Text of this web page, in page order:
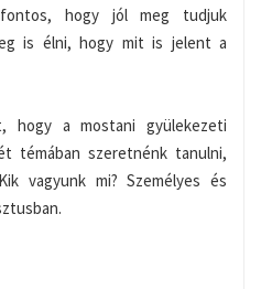
hogy jól meg tudjuk
is élni, hogy mit is jelent a
hogy a mostani gyülekezeti
témában szeretnénk tanulni,
vagyunk mi? Személyes és